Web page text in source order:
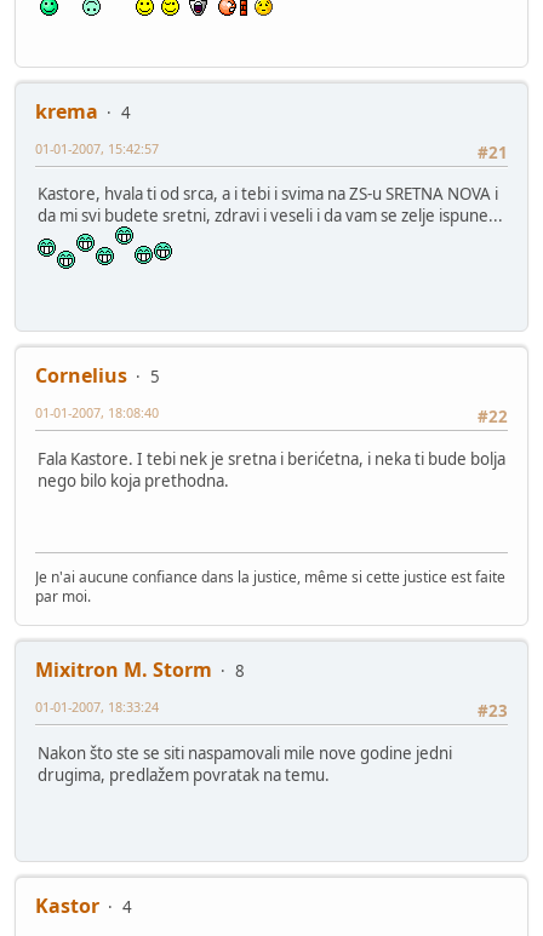
krema
4
#21
01-01-2007, 15:42:57
Kastore, hvala ti od srca, a i tebi i svima na ZS-u SRETNA NOVA i
da mi svi budete sretni, zdravi i veseli i da vam se zelje ispune...
Cornelius
5
#22
01-01-2007, 18:08:40
Fala Kastore. I tebi nek je sretna i berićetna, i neka ti bude bolja
nego bilo koja prethodna.
Je n'ai aucune confiance dans la justice, même si cette justice est faite
par moi.
Mixitron M. Storm
8
#23
01-01-2007, 18:33:24
Nakon što ste se siti naspamovali mile nove godine jedni
drugima, predlažem povratak na temu.
Kastor
4